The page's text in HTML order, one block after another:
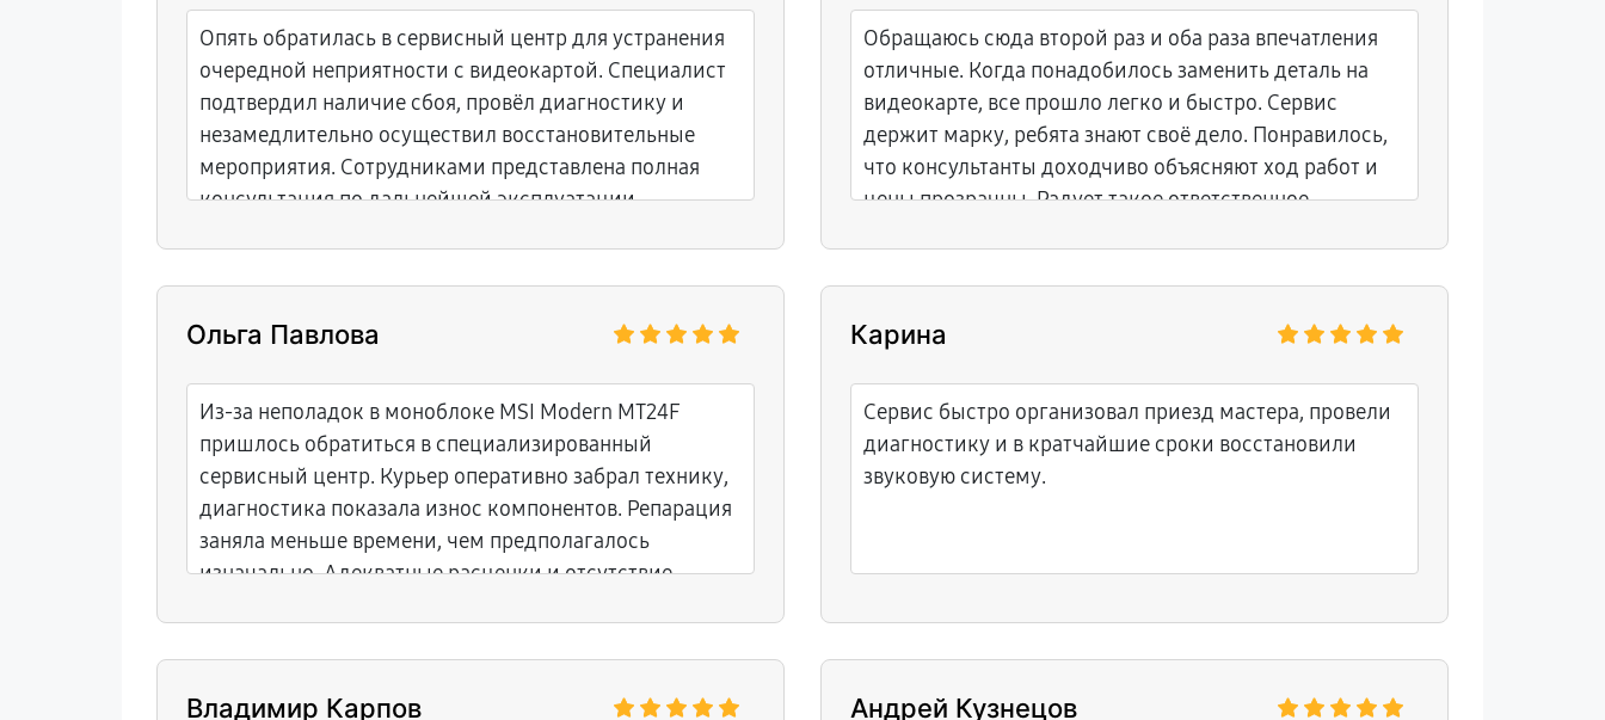
Опять обратилась в сервисный центр для устранения
очередной неприятности с видеокартой. Специалист
подтвердил наличие сбоя, провёл диагностику и
незамедлительно осуществил восстановительные
мероприятия. Сотрудниками представлена полная
консультация по дальнейшей эксплуатации
Обращаюсь сюда второй раз и оба раза впечатления
отличные. Когда понадобилось заменить деталь на
видеокарте, все прошло легко и быстро. Сервис
держит марку, ребята знают своё дело. Понравилось,
что консультанты доходчиво объясняют ход работ и
цены прозрачны. Радует такое ответственное
Ольга Павлова
Из-за неполадок в моноблоке MSI Modern MT24F
пришлось обратиться в специализированный
сервисный центр. Курьер оперативно забрал технику,
диагностика показала износ компонентов. Репарация
заняла меньше времени, чем предполагалось
изначально. Адекватные расценки и отсутствие
Карина
Сервис быстро организовал приезд мастера, провели
диагностику и в кратчайшие сроки восстановили
звуковую систему.
Владимир Карпов Андрей Кузнецов